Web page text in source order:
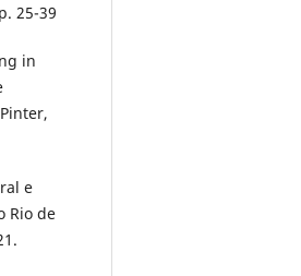
25-39
in
e
Rio de